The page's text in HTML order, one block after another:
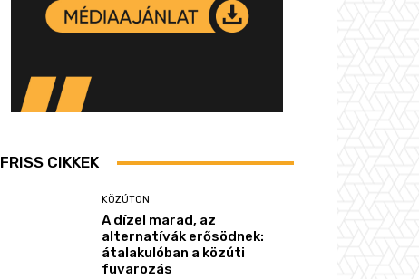
FRISS CIKKEK
KÖZÚTON
A dízel marad, az
alternatívák erősödnek:
átalakulóban a közúti
fuvarozás